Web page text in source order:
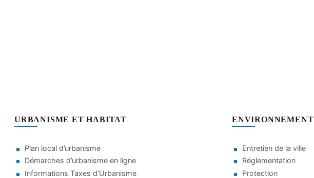
URBANISME ET HABITAT
Plan local d’urbanisme
Démarches d’urbanisme en ligne
Informations Taxes d’Urbanisme
ENVIRONNEMENT
Entretien de la ville
Réglementation
Protection